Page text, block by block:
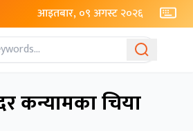
आइतबार, ०९ अगस्ट २०२६
कन्यामका चिया